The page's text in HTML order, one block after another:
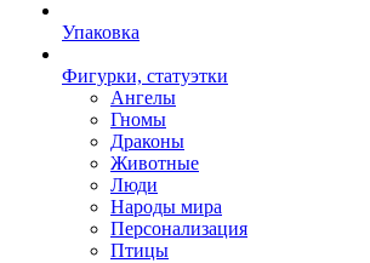
Упаковка
Фигурки, статуэтки
Ангелы
Гномы
Драконы
Животные
Люди
Народы мира
Персонализация
Птицы